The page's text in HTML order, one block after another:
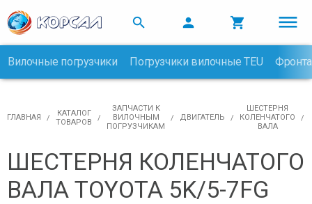
  
Вилочные погрузчики Погрузчики вилочные TEU
ГЛАВНАЯ
КАТАЛОГ
ТОВАРОВ
ЗАПЧАСТИ К
ВИЛОЧНЫМ
ПОГРУЗЧИКАМ
ДВИГАТЕЛЬ
ШЕСТЕРНЯ
КОЛЕНЧАТОГО
ВАЛА
ШЕСТЕРНЯ КОЛЕНЧАТОГО
ВАЛА TOYOTA 5K/5-7FG